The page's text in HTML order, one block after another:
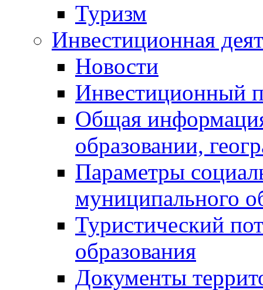
Туризм
Инвестиционная
Новости
Инвестиционный
Общая
образовании,
Параметры
муниципального
Туристический
образования
Документы